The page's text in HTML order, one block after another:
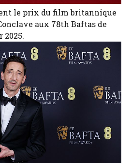
le prix du film britannique
aux 78th Baftas de
2025.